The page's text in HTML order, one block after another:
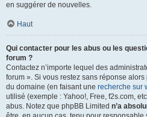
en suggérer de nouvelles.
Haut
Qui contacter pour les abus ou les
forum ?
Contactez n’importe lequel des
forum ». Si vous restez sans réponse
du domaine (en faisant une recherche sur
utilisé (exemple : Yahoo!, Free, f2s.com,
abus. Notez que phpBB Limited n’a